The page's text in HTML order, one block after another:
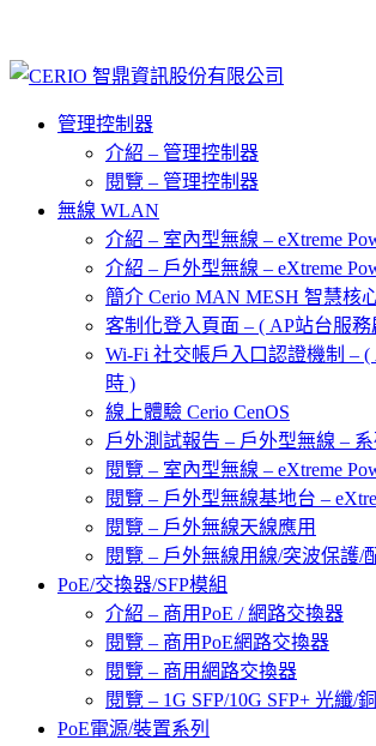
管理控制器
介紹 – 管理控制器
閱覽 – 管理控制器
無線 WLAN
介紹 – 室內型無線 – eXtreme
介紹 – 戶外型無線 – eXtreme
簡介 Cerio MAN MESH 智慧核
客制化登入頁面 – ( AP站台服務
Wi-Fi 社交帳戶入口認證機制 –
時 )
線上體驗 Cerio CenOS
戶外測試報告 – 戶外型無線 – 系
閱覽 – 室內型無線 – eXtreme
閱覽 – 戶外型無線基地台 –
閱覽 – 戶外無線天線應用
閱覽 – 戶外無線用線/突波保護/
PoE/交換器/SFP模組
介紹 – 商用PoE / 網路交換器
閱覽 – 商用PoE網路交換器
閱覽 – 商用網路交換器
閱覽 – 1G SFP/10G SFP+ 光纖/
PoE電源/裝置系列